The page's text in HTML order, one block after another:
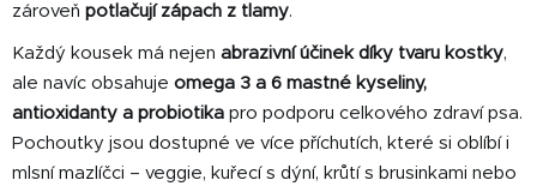
k
y
v
ý
p
i
s
zároveň potlačují zápach z tlamy.
Každý kousek má nejen abrazivní účinek díky tvaru kostky,
ale navíc obsahuje omega 3 a 6 mastné kyseliny,
antioxidanty a probiotika pro podporu celkového zdraví psa.
Pochoutky jsou dostupné ve více příchutích, které si oblíbí i
mlsní mazlíčci – veggie, kuřecí s dýní, krůtí s brusinkami nebo